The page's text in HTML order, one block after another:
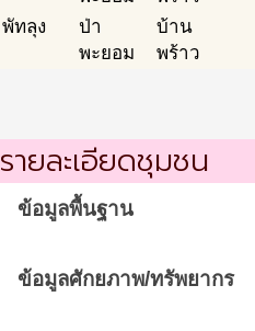
พัทลุง
ป่า
พะยอม
บ้าน
พร้าว
รายละเอียดชุมชน
ข้อมูลพื้นฐาน
ข้อมูลศักยภาพ/ทรัพยากร